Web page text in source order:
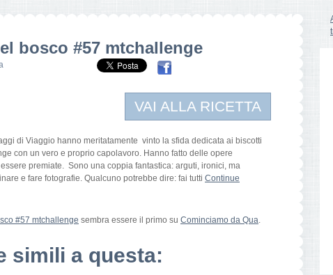
bosco #57 mtchallenge
VAI ALLA RICETTA
di Viaggio hanno meritatamente vinto la sfida dedicata ai biscotti
con un vero e proprio capolavoro. Hanno fatto delle opere
premiate. Sono una coppia fantastica: arguti, ironici, ma
e fare fotografie. Qualcuno potrebbe dire: fai tutti Continue
#57 mtchallenge sembra essere il primo su Cominciamo da Qua.
simili a questa: